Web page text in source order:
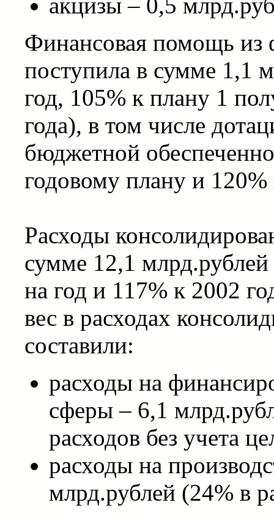
акцизы – 0,5
Финансовая помощь из
поступила в сумме 1,1
год, 105% к плану 1
года), в том числе
бюджетной
годовому плану и
Расходы
сумме 12,1
на год и 117% к 2002
вес в расходах
составили:
расходы на
сферы – 6,1
расходов без учета
расходы на
млрд.рублей (24% в